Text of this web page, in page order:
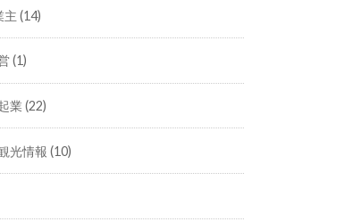
主 (14)
(1)
業(22)
光情報(10)